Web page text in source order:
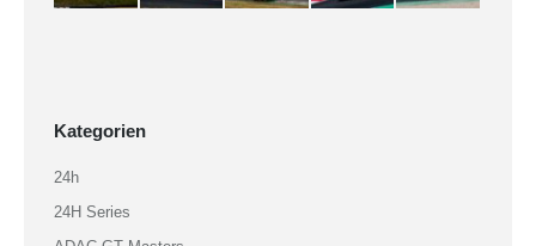
Kategorien
24h
24H Series